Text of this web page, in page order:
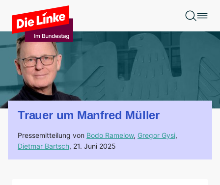
Zum Hauptinhalt springen
Trauer um Manfred Müller
Pressemitteilung von Bodo Ramelow, Gregor Gysi,
Dietmar Bartsch, 21. Juni 2025